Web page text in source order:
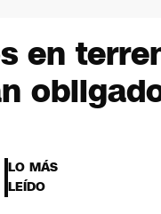
en
LO MÁS
LEÍDO